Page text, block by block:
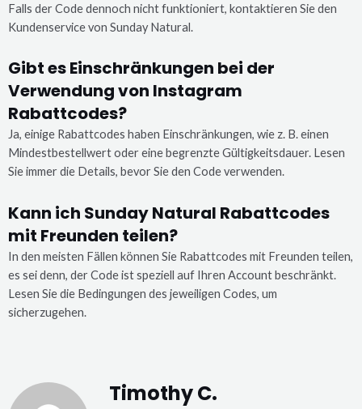
Falls der Code dennoch nicht funktioniert, kontaktieren Sie den
Kundenservice von Sunday Natural.
Gibt es Einschränkungen bei der
Verwendung von Instagram
Rabattcodes?
Ja, einige Rabattcodes haben Einschränkungen, wie z. B. einen
Mindestbestellwert oder eine begrenzte Gültigkeitsdauer. Lesen
Sie immer die Details, bevor Sie den Code verwenden.
Kann ich Sunday Natural Rabattcodes
mit Freunden teilen?
In den meisten Fällen können Sie Rabattcodes mit Freunden teilen,
es sei denn, der Code ist speziell auf Ihren Account beschränkt.
Lesen Sie die Bedingungen des jeweiligen Codes, um
sicherzugehen.
Timothy C.